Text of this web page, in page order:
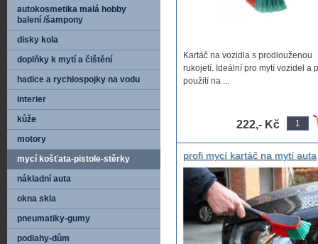
Kartáč na vozidla s prodlouženou
rukojetí. Ideální pro mytí vozidel a
použití na ...
222,- Kč
profi mycí kartáč na mytí auta
Vikam z Belgie, Multifunkční
detailingový kartáč Vikan, 29
jemný, třepený konec
autokosmetika malá hobby
balení /šampony
disky kola
doplňky k mytí a čištění
hadice a rychlospojky na vodu
interier
kůže
motory
mycí košťata-pistole-stěrky
nákladní auta
okna skla
pneumatiky-gumy
podlahy-dům